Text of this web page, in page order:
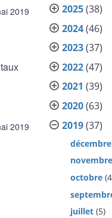
2019
2019
2025(38)
2024(46)
2023(37)
2022(47)
2021 (39)
2020(63)
2019(37)
décembre
novembre
octobre
juillet (5)